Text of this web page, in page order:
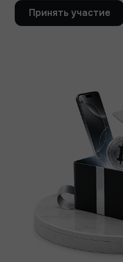
Принять участие